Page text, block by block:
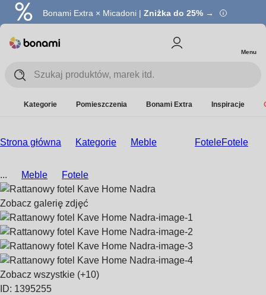
Bonami Extra × Micadoni | Zniżka do 25% →
Menu
Kategorie Pomieszczenia Bonami Extra Inspiracje
Strona główna Kategorie Meble FoteleFotele
... Meble Fotele
Zobacz galerię zdjęć
Zobacz wszystkie (+10)
ID: 1395255